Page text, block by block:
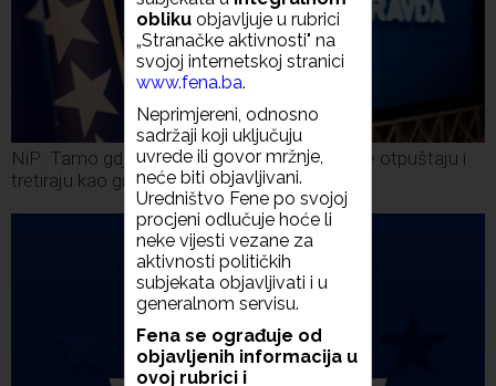
NiP: Tamo gdje su SDA i HDZ 'fiks' Bošnjake otpuštaju i
tretiraju kao građane drugog reda
obliku objavljuje u rubrici
„Stranačke aktivnosti" na
svojoj internetskoj stranici
www.fena.ba.
Neprimjereni, odnosno
sadržaji koji uključuju
uvrede ili govor mržnje,
neće biti objavljivani.
Uredništvo Fene po svojoj
procjeni odlučuje hoće li
neke vijesti vezane za
aktivnosti političkih
subjekata objavljivati i u
generalnom servisu.
Fena se ograđuje od
objavljenih informacija u
ovoj rubrici i